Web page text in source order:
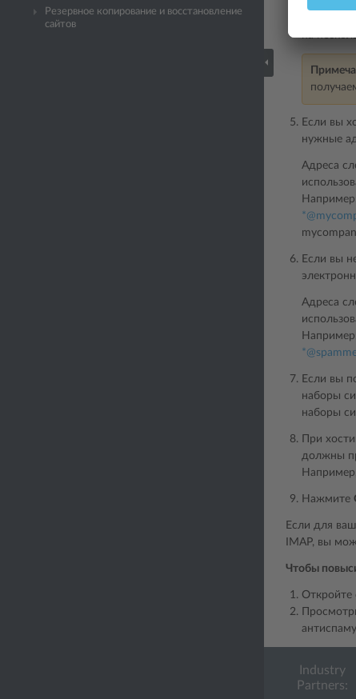
Резервное копирование и восстановление
сайтов
на
Если вы
нужные
Адреса
*@
Если вы
Адреса
*@
Если вы
наборы
наборы
При
должны
Нажмите
Если для
IMAP, вы
Чтобы
Откройте
Industry
Partners: